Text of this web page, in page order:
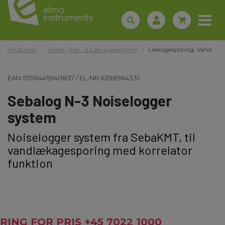
Produkter Kabel-, Rør- & Lækagesøgning Lækagesporing, Vand
EAN 5706445940837/EL-NR 6398964331
Sebalog N-3 Noiselogger
system
Noiselogger system fra SebaKMT, til
vandlækagesporing med korrelator
funktion
RING FOR PRIS +45 7022 1000